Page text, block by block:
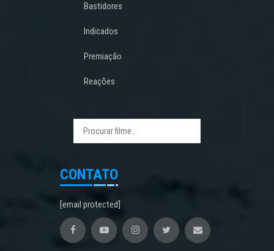
Bastidores
Indicados
Premiação
Reações
CONTATO
[email protected]